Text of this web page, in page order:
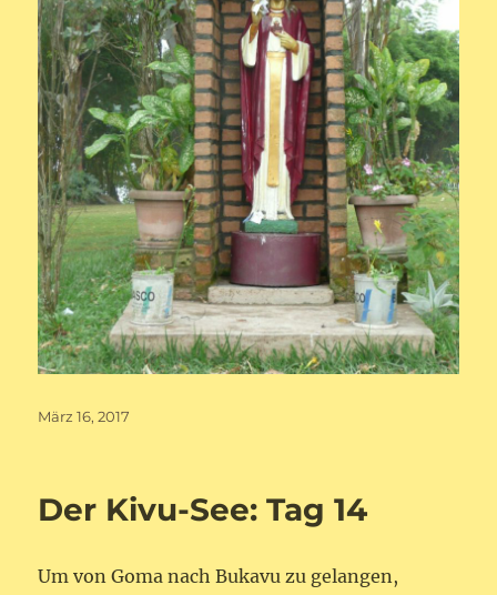
Veröffentlicht
März 16, 2017
Der Kivu-See: Tag 14
Um von Goma nach Bukavu zu gelangen,